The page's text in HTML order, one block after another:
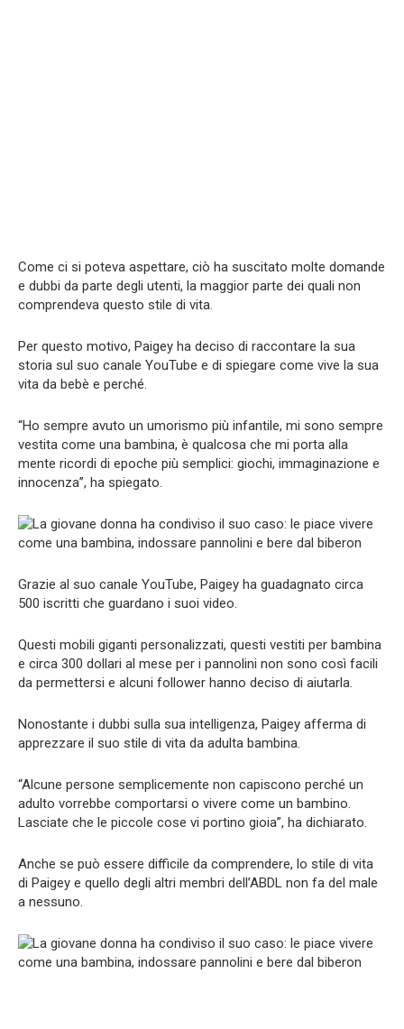
Come ci si poteva aspettare, ciò ha suscitato molte domande
e dubbi da parte degli utenti, la maggior parte dei quali non
comprendeva questo stile di vita.
Per questo motivo, Paigey ha deciso di raccontare la sua
storia sul suo canale YouTube e di spiegare come vive la sua
vita da bebè e perché.
“Ho sempre avuto un umorismo più infantile, mi sono sempre
vestita come una bambina, è qualcosa che mi porta alla
mente ricordi di epoche più semplici: giochi, immaginazione e
innocenza”, ha spiegato.
Grazie al suo canale YouTube, Paigey ha guadagnato circa
500 iscritti che guardano i suoi video.
Questi mobili giganti personalizzati, questi vestiti per bambina
e circa 300 dollari al mese per i pannolini non sono così facili
da permettersi e alcuni follower hanno deciso di aiutarla.
Nonostante i dubbi sulla sua intelligenza, Paigey afferma di
apprezzare il suo stile di vita da adulta bambina.
“Alcune persone semplicemente non capiscono perché un
adulto vorrebbe comportarsi o vivere come un bambino.
Lasciate che le piccole cose vi portino gioia”, ha dichiarato.
Anche se può essere difficile da comprendere, lo stile di vita
di Paigey e quello degli altri membri dell’ABDL non fa del male
a nessuno.